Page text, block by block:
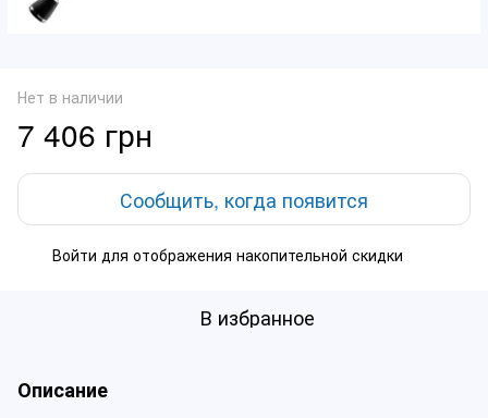
Нет в наличии
7 406 грн
Сообщить, когда появится
Войти для отображения накопительной скидки
В избранное
Описание